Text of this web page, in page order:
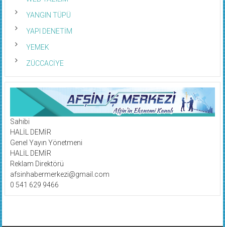
YANGIN TÜPÜ
YAPI DENETİM
YEMEK
ZÜCCACİYE
Sahibi
HALİL DEMİR
Genel Yayın Yönetmeni
HALİL DEMİR
Reklam Direktörü
afsinhabermerkezi@gmail.com
0 541 629 9466